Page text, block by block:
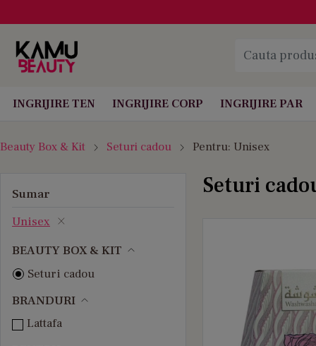
INGRIJIRE TEN INGRIJIRE CORP INGRIJIRE PAR
Beauty Box & Kit Seturi cadou Pentru: Unisex
Sumar
Unisex
BEAUTY BOX & KIT
Seturi cadou
BRANDURI
Lattafa
Seturi